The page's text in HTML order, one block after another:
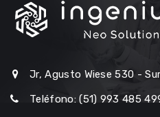
Jr, Agusto Wiese 530 -
Teléfono: (51) 993 485